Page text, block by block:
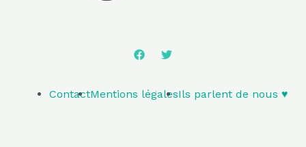
ContactMentions légalesIls parlent de nous ♥️